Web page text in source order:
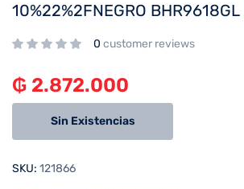
10%22%2FNEGRO BHR9618GL
0 customer reviews
₲ 2.872.000
Sin Existencias
SKU: 121866